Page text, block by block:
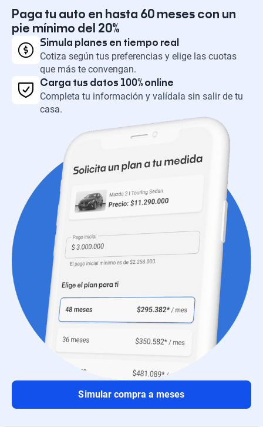
Paga tu auto en hasta 60 meses con un
pie mínimo del 20%
Simula planes en tiempo real
Cotiza según tus preferencias y elige las cuotas
que más te convengan.
Carga tus datos 100% online
Completa tu información y valídala sin salir de tu
casa.
Simular compra a meses